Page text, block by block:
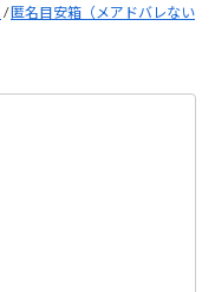
/匿名目安箱（メアドバレない